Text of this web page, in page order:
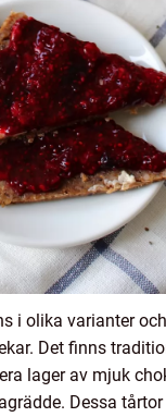
i olika varianter
Det finns
lager av mjuk
Dessa